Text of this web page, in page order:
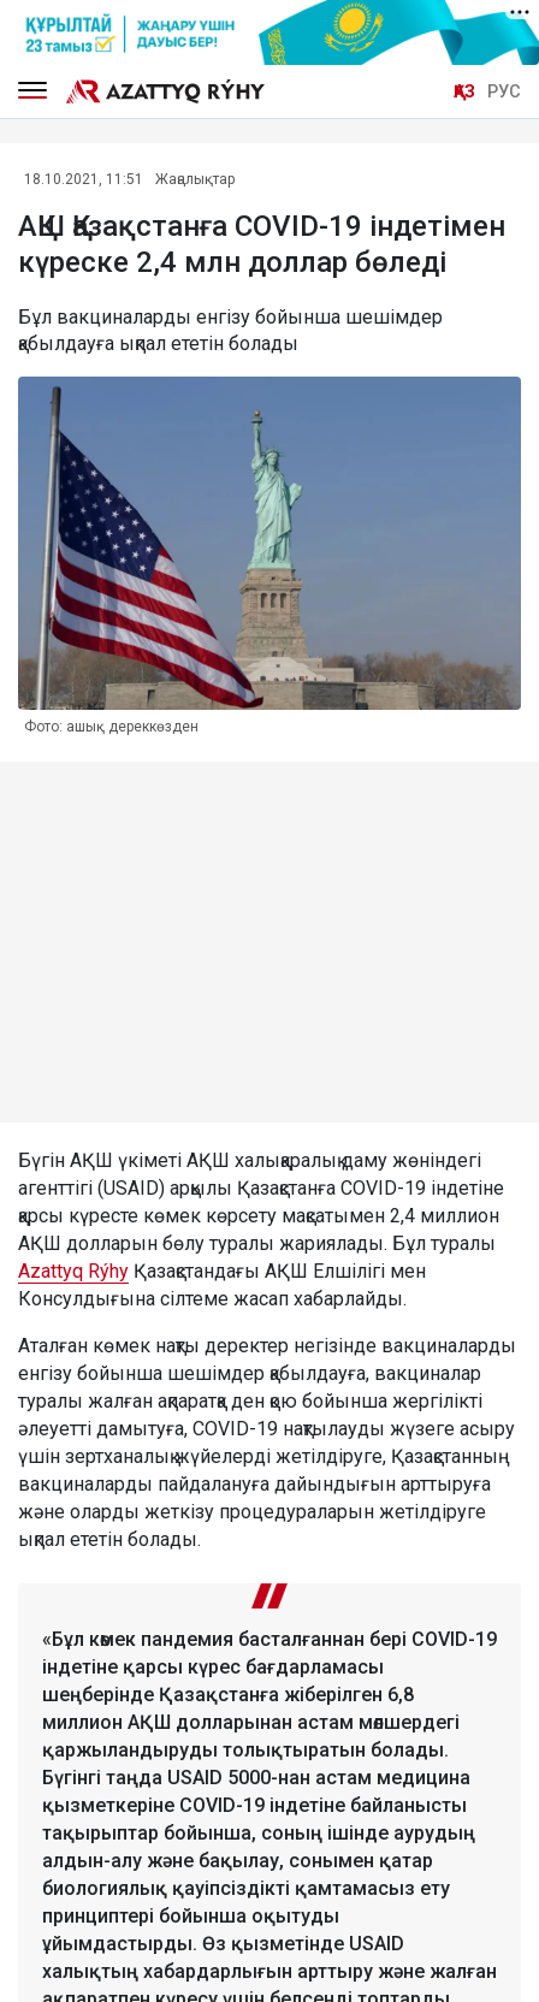
ҚАЗ РУС
18.10.2021, 11:51 Жаңалықтар
АҚШ Қазақстанға COVID-19 індетімен
күреске 2,4 млн доллар бөледі
Бұл вакциналарды енгізу бойынша шешімдер
қабылдауға ықпал ететін болады
Фото: ашық дереккөзден
Бүгін АҚШ үкіметі АҚШ халықаралық даму жөніндегі
агенттігі (USAID) арқылы Қазақстанға COVID-19 індетіне
қарсы күресте көмек көрсету мақсатымен 2,4 миллион
АҚШ долларын бөлу туралы жариялады. Бұл туралы
Azattyq Rýhy Қазақстандағы АҚШ Елшілігі мен
Консулдығына сілтеме жасап хабарлайды.
Аталған көмек нақты деректер негізінде вакциналарды
енгізу бойынша шешімдер қабылдауға, вакциналар
туралы жалған ақпаратқа ден қою бойынша жергілікті
әлеуетті дамытуға, COVID-19 нақтылауды жүзеге асыру
үшін зертханалық жүйелерді жетілдіруге, Қазақстанның
вакциналарды пайдалануға дайындығын арттыруға
және оларды жеткізу процедураларын жетілдіруге
ықпал ететін болады.
«Бұл көмек пандемия басталғаннан бері COVID-19
індетіне қарсы күрес бағдарламасы
шеңберінде Қазақстанға жіберілген 6,8
миллион АҚШ долларынан астам мөлшердегі
қаржыландыруды толықтыратын болады.
Бүгінгі таңда USAID 5000-нан астам медицина
қызметкеріне COVID-19 індетіне байланысты
тақырыптар бойынша, соның ішінде аурудың
алдын-алу және бақылау, сонымен қатар
биологиялық қауіпсіздікті қамтамасыз ету
принциптері бойынша оқытуды
ұйымдастырды. Өз қызметінде USAID
халықтың хабардарлығын арттыру және жалған